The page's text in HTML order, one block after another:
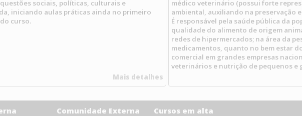
sociais, políticas, culturais e
iniciando aulas práticas ainda no primeiro
curso.
Mais detalhes
médico veterinário (possui forte
ambiental, auxiliando na preservação
É responsável pela saúde pública da
qualidade do alimento de origem
redes de hipermercados; na área da
medicamentos, quanto no bem estar
comercial em grandes empresas
veterinários e nutrição de pequenos e
Comunidade Externa Cursos em alta